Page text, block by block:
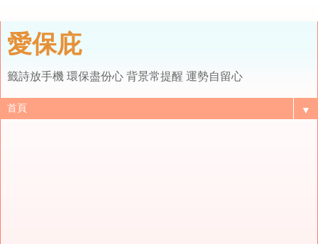
愛保庇
籤詩放手機 環保盡份心 背景常提醒 運勢自留心
▼